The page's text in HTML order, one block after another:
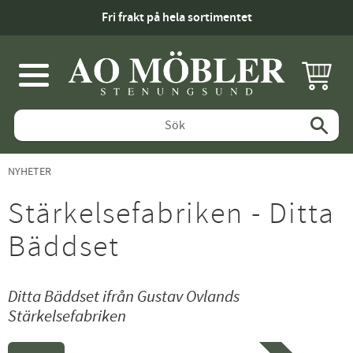
Meny
NYHETER
Stärkelsefabriken - Ditta
Bäddset
Ditta Bäddset ifrån Gustav Ovlands
Stärkelsefabriken